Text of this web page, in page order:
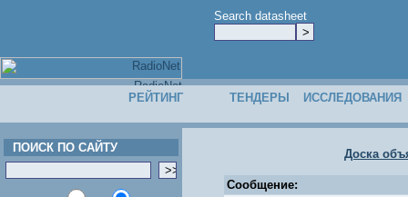
Search datasheet
РЕЙТИНГ ТЕНДЕРЫ ИССЛЕДОВАНИЯ
ПОИСК ПО САЙТУ Доска
Сообщение: